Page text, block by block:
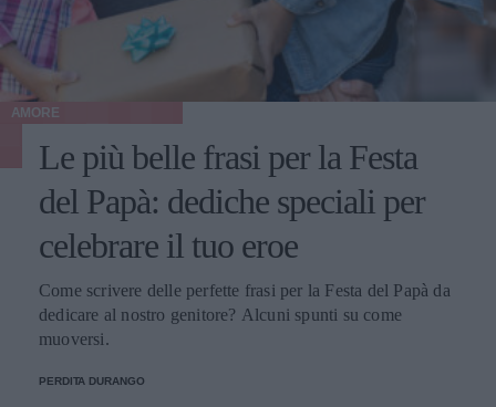
AMORE
Le più belle frasi per la Festa
del Papà: dediche speciali per
celebrare il tuo eroe
Come scrivere delle perfette frasi per la Festa del Papà da
dedicare al nostro genitore? Alcuni spunti su come
muoversi.
PERDITA DURANGO